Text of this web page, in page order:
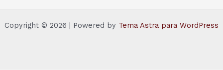
Copyright © 2026 | Powered by Tema Astra para WordPress